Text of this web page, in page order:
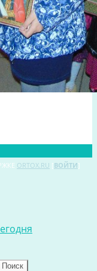
ORTOX.RU [ВОЙТИ]